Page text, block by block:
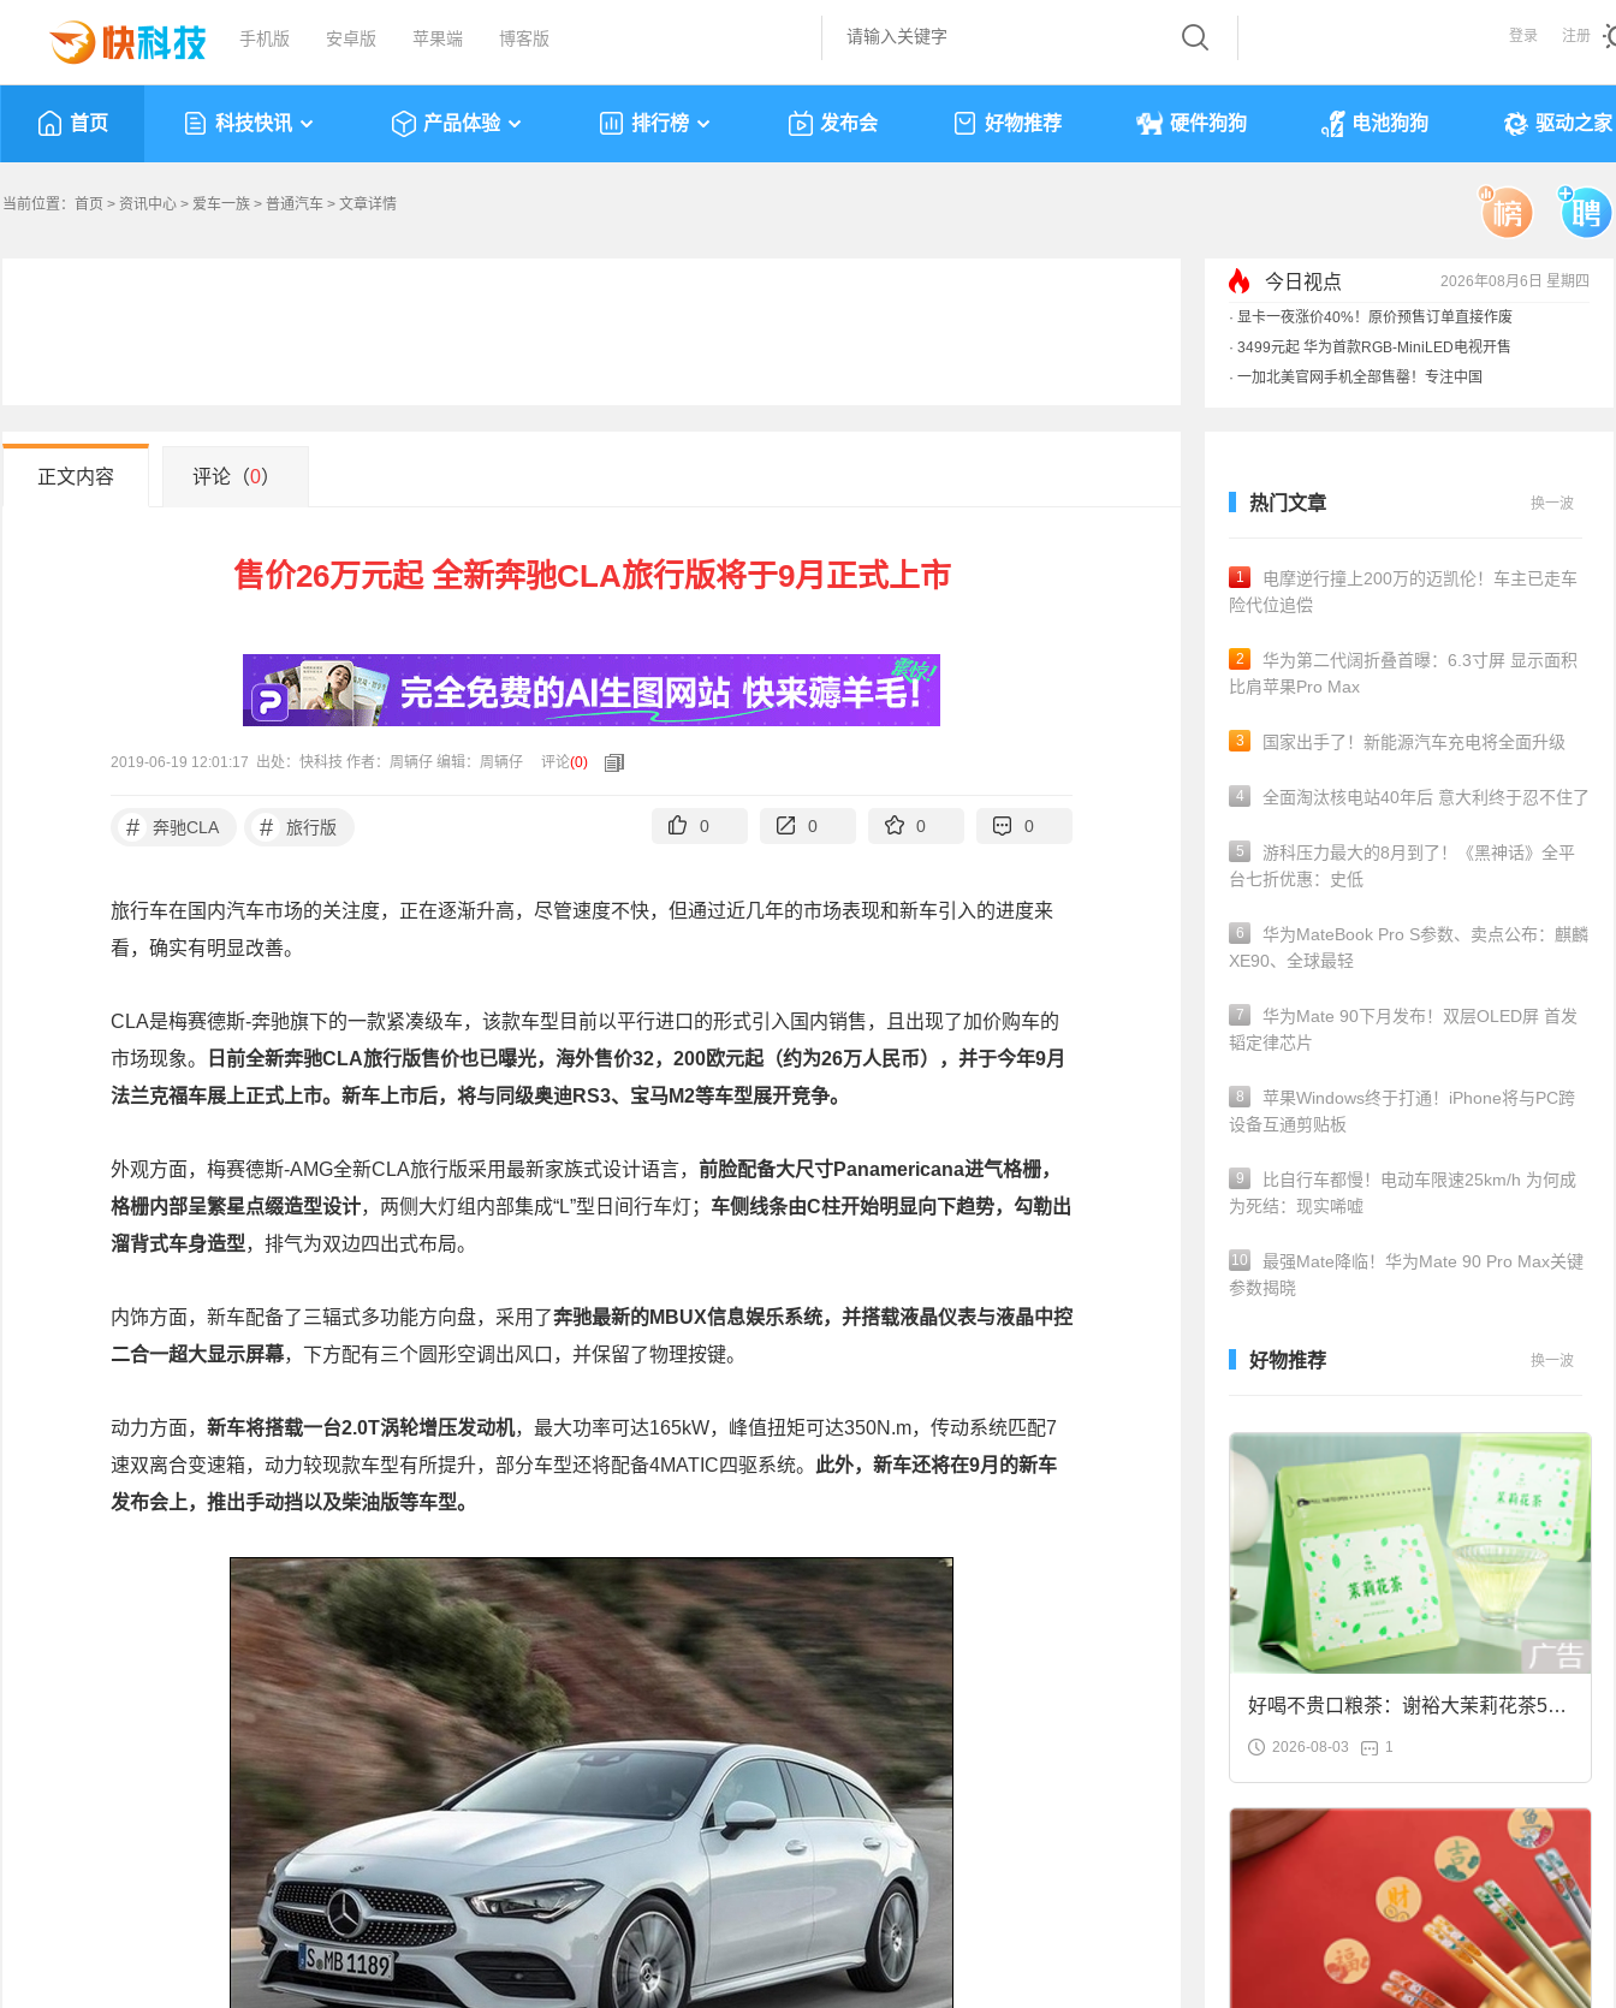
手机版 安卓版 苹果端 博客版 登录 注册
首页 科技快讯 产品体验 排行榜 发布会 好物推荐 硬件狗狗 电池狗狗 驱动之家
当前位置： 首页 > 资讯中心 > 爱车一族 > 普通汽车 > 文章详情
今日视点 2026年08月6日 星期四
· 显卡一夜涨价40%！原价预售订单直接作废
· 3499元起 华为首款RGB-MiniLED电视开售
· 一加北美官网手机全部售罄！专注中国
正文内容 评论（0）
售价26万元起 全新奔驰CLA旅行版将于9月正式上市
2019-06-19 12:01:17 出处：快科技 作者：周辆仔 编辑：周辆仔 评论(0)
# 奔驰CLA # 旅行版 0 0 0 0
旅行车在国内汽车市场的关注度，正在逐渐升高，尽管速度不快，但通过近几年的市场表现和新车引入的进度来
看，确实有明显改善。
CLA是梅赛德斯-奔驰旗下的一款紧凑级车，该款车型目前以平行进口的形式引入国内销售，且出现了加价购车的
市场现象。
日前全新奔驰CLA旅行版售价也已曝光，海外售价32，200欧元起（约为26万人民币），并于今年9月
法兰克福车展上正式上市。新车上市后，将与同级奥迪RS3、宝马M2等车型展开竞争。
外观方面，梅赛德斯-AMG全新CLA旅行版采用最新家族式设计语言， 前脸配备大尺寸Panamericana进气格栅，
格栅内部呈繁星点缀造型设计，两侧大灯组内部集成“L”型日间行车灯； 车侧线条由C柱开始明显向下趋势，勾勒出
溜背式车身造型，排气为双边四出式布局。
内饰方面，新车配备了三辐式多功能方向盘，采用了奔驰最新的MBUX信息娱乐系统，并搭载液晶仪表与液晶中控
二合一超大显示屏幕，下方配有三个圆形空调出风口，并保留了物理按键。
动力方面， 新车将搭载一台2.0T涡轮增压发动机，最大功率可达165kW，峰值扭矩可达350N.m，传动系统匹配7
速双离合变速箱，动力较现款车型有所提升，部分车型还将配备4MATIC四驱系统。
此外，新车还将在9月的新车
发布会上，推出手动挡以及柴油版等车型。
热门文章 换一波
1
电摩逆行撞上200万的迈凯伦！车主已走车
险代位追偿
2
华为第二代阔折叠首曝：6.3寸屏 显示面积
比肩苹果Pro Max
3 国家出手了！新能源汽车充电将全面升级
4 全面淘汰核电站40年后 意大利终于忍不住了
5
游科压力最大的8月到了！《黑神话》全平
台七折优惠：史低
6
华为MateBook Pro S参数、卖点公布：麒麟
XE90、全球最轻
7
华为Mate 90下月发布！双层OLED屏 首发
韬定律芯片
8
苹果Windows终于打通！iPhone将与PC跨
设备互通剪贴板
9
比自行车都慢！电动车限速25km/h 为何成
为死结：现实唏嘘
10
最强Mate降临！华为Mate 90 Pro Max关键
参数揭晓
好物推荐 换一波
好喝不贵口粮茶：谢裕大茉莉花茶50g
袋装9.9元到手
2026-08-03 1